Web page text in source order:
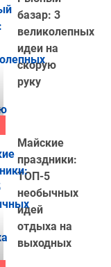
базар: 3
великолепных
идеи на
скорую
руку
Майские
праздники:
ТОП-5
необычных
идей
отдыха на
выходных